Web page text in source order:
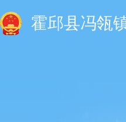
霍邱县冯瓴